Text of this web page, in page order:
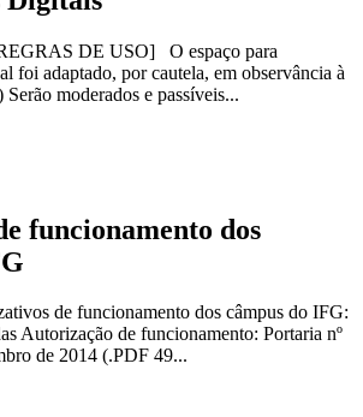
DE USO] O espaço para
foi adaptado, por cautela, em observância à
moderados e passíveis...
funcionamento dos
de funcionamento dos câmpus do IFG:
Autorização de funcionamento: Portaria nº
de 2014 (.PDF 49...